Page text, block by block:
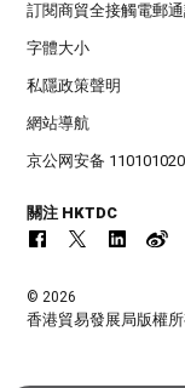
訂閱商貿全接觸電郵
字體大小
私隱政策聲明
網站導航
京公网安备
關注 HKTDC
© 2026
香港貿易發展局版權